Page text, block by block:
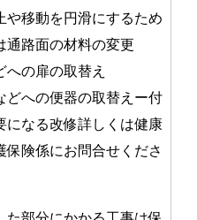
や移動を円滑にするため
通路面の材料の変更
への扉の取替え
どへの便器の取替えー付
になる改修詳しくは健康
保険係にお問合せくださ